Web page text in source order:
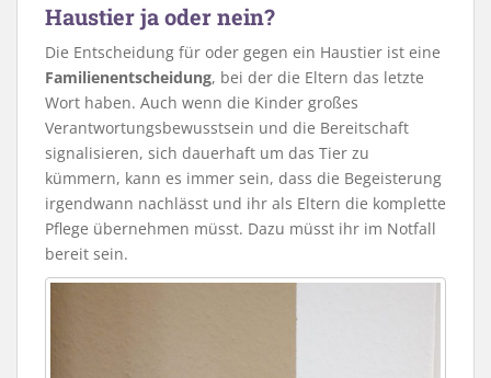
Haustier ja oder nein?
Die Entscheidung für oder gegen ein Haustier ist eine
Familienentscheidung, bei der die Eltern das letzte
Wort haben. Auch wenn die Kinder großes
Verantwortungsbewusstsein und die Bereitschaft
signalisieren, sich dauerhaft um das Tier zu
kümmern, kann es immer sein, dass die Begeisterung
irgendwann nachlässt und ihr als Eltern die komplette
Pflege übernehmen müsst. Dazu müsst ihr im Notfall
bereit sein.